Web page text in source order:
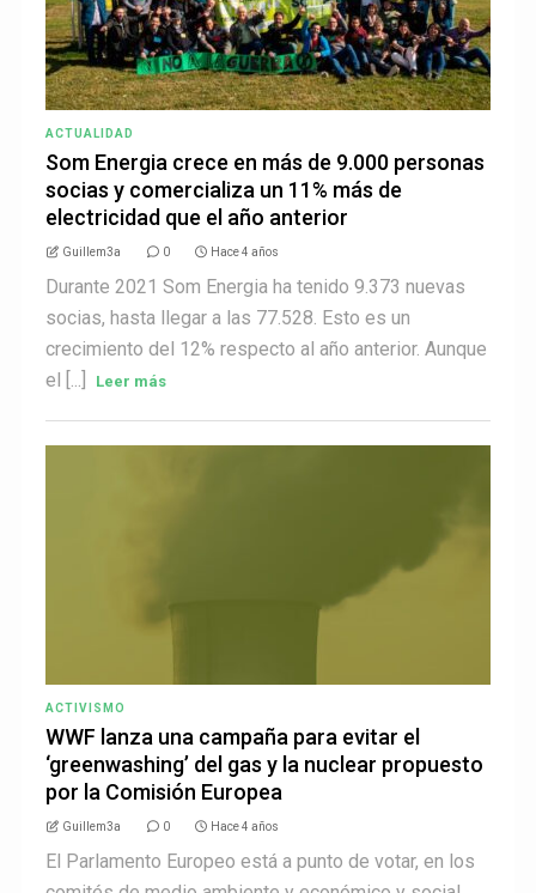
ACTUALIDAD
Som Energia crece en más de 9.000 personas
socias y comercializa un 11% más de
electricidad que el año anterior
Guillem3a 0 Hace 4 años
Durante 2021 Som Energia ha tenido 9.373 nuevas
socias, hasta llegar a las 77.528. Esto es un
crecimiento del 12% respecto al año anterior. Aunque
el [...]
Leer más
ACTIVISMO
WWF lanza una campaña para evitar el
‘greenwashing’ del gas y la nuclear propuesto
por la Comisión Europea
Guillem3a 0 Hace 4 años
El Parlamento Europeo está a punto de votar, en los